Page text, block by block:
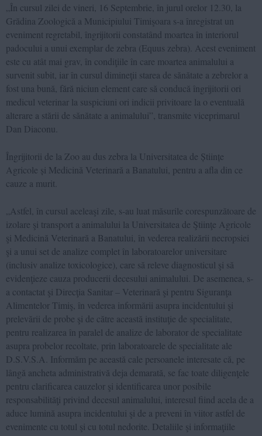
„În cursul zilei de vineri, 16 Septembrie, în jurul orelor 12.30, la
Grădina Zoologică a Municipiului Timişoara s-a înregistrat un
eveniment regretabil, îngrijitorii constatând moartea în interiorul
padocului a unui exemplar de zebra (Equus zebra). Acest eveniment
este cu atât mai grav, în condiţiile în care moartea animalului a
survenit subit, iar în cursul dimineţii starea de sănătate a zebrelor a
fost una bună, fără niciun element care să conducă îngrijitorii ori
medicul veterinar la suspiciuni ori indicii privitoare la o eventuală
alterare a stării de sănătate a animalului”, transmite viceprimarul
Dan Diaconu.
Îngrijitorii de la Zoo au dus zebra la Universitatea de Științe
Agricole și Medicină Veterinară a Banatului, pentru a afla din ce
cauze a murit.
„Astfel, în cursul aceleaşi zile, s-au luat măsurile corespunzătoare de
izolare şi transport a animalului la Universitatea de Ştiinţe Agricole
şi Medicină Veterinară a Banatului, în vederea realizării necropsiei
şi a unui set de analize complet în laboratoarelor universitare
(inclusiv analize toxicologice), care să releve diagnosticul şi să
evidenţieze cauza producerii decesului animalului. De asemenea, s-
a contactat şi Direcţia Sanitar – Veterinară şi pentru Siguranţa
Alimentelor Timiş, în vederea informării asupra incidentului şi
prelevării de probe şi de către această instituţie de specialitate,
pentru realizarea în paralel de analize de laborator de specialitate
asupra probelor recoltate, prin laboratoarele de specialitate ale
D.S.V.S.A. Informăm pe această cale persoanele interesate că, pe
lângă ancheta administrativă deja demarată, se fac toate diligenţele
pentru clarificarea cauzelor şi identificarea unor posibile
responsabilităţi privind decesul animalului, interesul fiind acela de a
aduce lumină asupra incidentului şi de a preveni în viitor astfel de
evenimente cu totul şi cu totul nedorite. Detaliile şi informaţiile